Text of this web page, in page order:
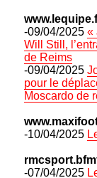
-09/04/2025«
Will Still,
de Reims
-09/04/2025
pour le
Moscardo de
-10/04/2025
-07/04/2025